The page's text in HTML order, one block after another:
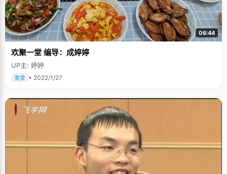
06:44
欢聚一堂 编导：成婷婷
UP主: 婷婷
美食 • 2022/1/27